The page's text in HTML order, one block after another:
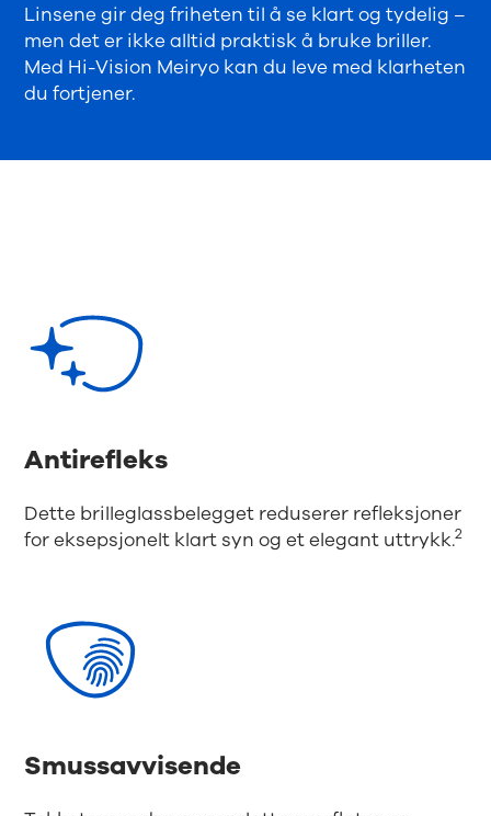
Linsene gir deg friheten til å se klart og tydelig –
men det er ikke alltid praktisk å bruke briller.
Med Hi-Vision Meiryo kan du leve med klarheten
du fortjener.
Antirefleks
Dette brilleglassbelegget reduserer refleksjoner
for eksepsjonelt klart syn og et elegant uttrykk.2
Smussavvisende